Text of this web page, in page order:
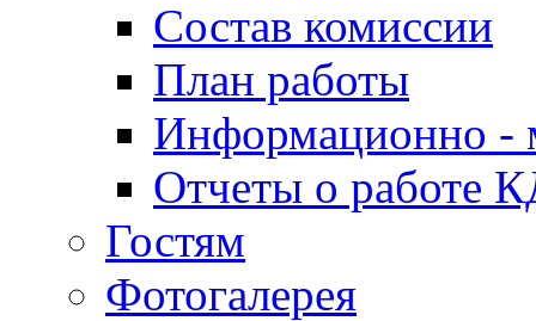
Состав комиссии
План работы
Информационно -
Отчеты о работе
Гостям
Фотогалерея